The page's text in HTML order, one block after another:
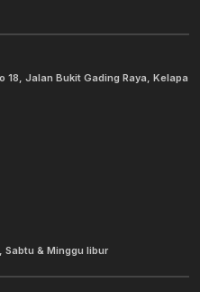
18, Jalan Bukit Gading Raya, Kelapa
& Minggu libur